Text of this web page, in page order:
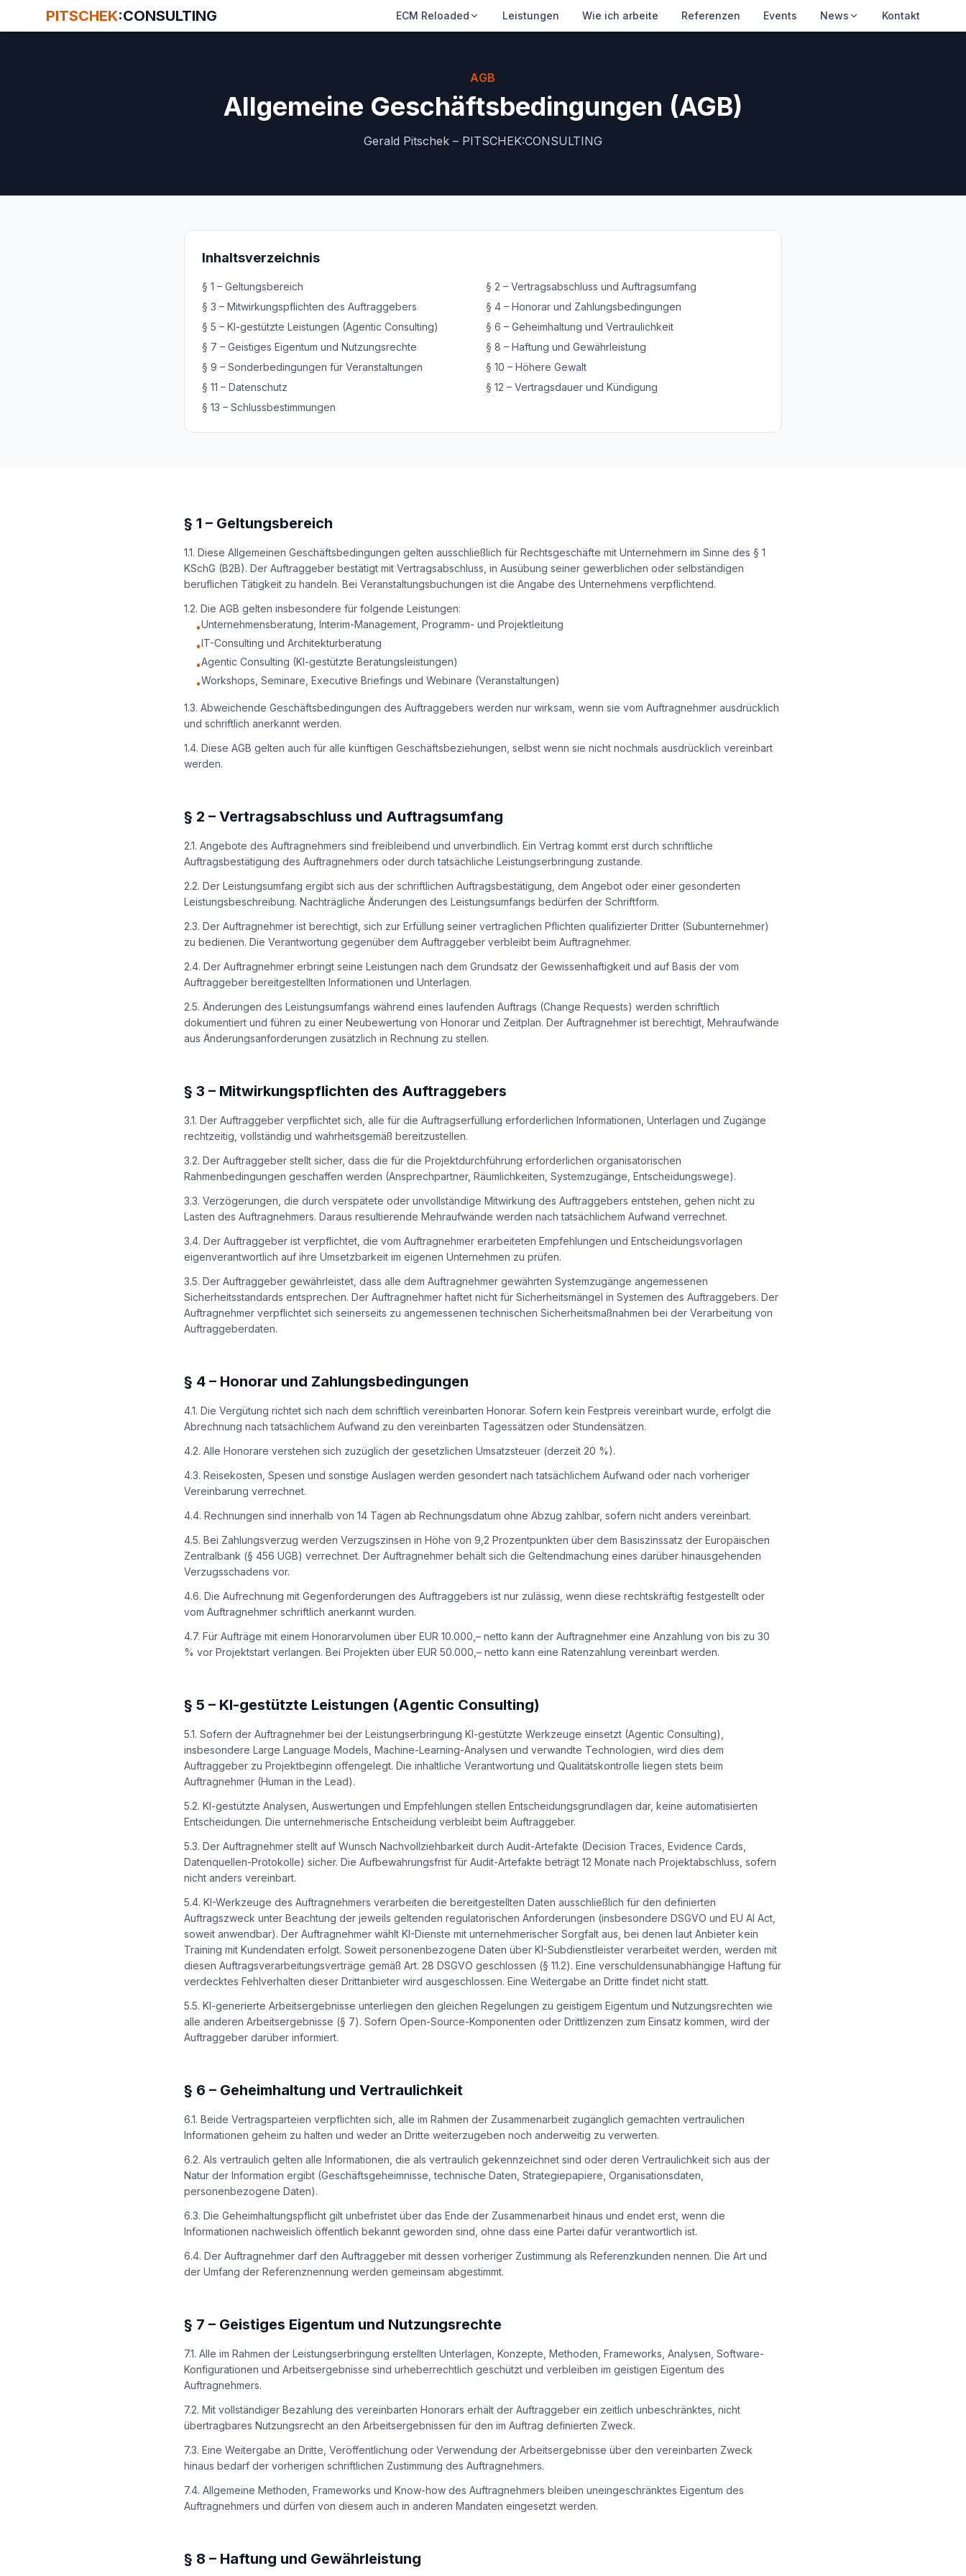
PITSCHEK:CONSULTING ECM Reloaded Leistungen Wie ich arbeite Referenzen Events News Kontakt
AGB
Allgemeine Geschäftsbedingungen (AGB)
Gerald Pitschek – PITSCHEK:CONSULTING
Inhaltsverzeichnis
§ 1 – Geltungsbereich § 2 – Vertragsabschluss und Auftragsumfang
§ 3 – Mitwirkungspflichten des Auftraggebers § 4 – Honorar und Zahlungsbedingungen
§ 5 – KI-gestützte Leistungen (Agentic Consulting) § 6 – Geheimhaltung und Vertraulichkeit
§ 7 – Geistiges Eigentum und Nutzungsrechte § 8 – Haftung und Gewährleistung
§ 9 – Sonderbedingungen für Veranstaltungen § 10 – Höhere Gewalt
§ 11 – Datenschutz § 12 – Vertragsdauer und Kündigung
§ 13 – Schlussbestimmungen
§ 1 – Geltungsbereich
1.1. Diese Allgemeinen Geschäftsbedingungen gelten ausschließlich für Rechtsgeschäfte mit Unternehmern im Sinne des § 1
KSchG (B2B). Der Auftraggeber bestätigt mit Vertragsabschluss, in Ausübung seiner gewerblichen oder selbständigen
beruflichen Tätigkeit zu handeln. Bei Veranstaltungsbuchungen ist die Angabe des Unternehmens verpflichtend.
1.2. Die AGB gelten insbesondere für folgende Leistungen:
•Unternehmensberatung, Interim-Management, Programm- und Projektleitung
•IT-Consulting und Architekturberatung
•Agentic Consulting (KI-gestützte Beratungsleistungen)
•Workshops, Seminare, Executive Briefings und Webinare (Veranstaltungen)
1.3. Abweichende Geschäftsbedingungen des Auftraggebers werden nur wirksam, wenn sie vom Auftragnehmer ausdrücklich
und schriftlich anerkannt werden.
1.4. Diese AGB gelten auch für alle künftigen Geschäftsbeziehungen, selbst wenn sie nicht nochmals ausdrücklich vereinbart
werden.
§ 2 – Vertragsabschluss und Auftragsumfang
2.1. Angebote des Auftragnehmers sind freibleibend und unverbindlich. Ein Vertrag kommt erst durch schriftliche
Auftragsbestätigung des Auftragnehmers oder durch tatsächliche Leistungserbringung zustande.
2.2. Der Leistungsumfang ergibt sich aus der schriftlichen Auftragsbestätigung, dem Angebot oder einer gesonderten
Leistungsbeschreibung. Nachträgliche Änderungen des Leistungsumfangs bedürfen der Schriftform.
2.3. Der Auftragnehmer ist berechtigt, sich zur Erfüllung seiner vertraglichen Pflichten qualifizierter Dritter (Subunternehmer)
zu bedienen. Die Verantwortung gegenüber dem Auftraggeber verbleibt beim Auftragnehmer.
2.4. Der Auftragnehmer erbringt seine Leistungen nach dem Grundsatz der Gewissenhaftigkeit und auf Basis der vom
Auftraggeber bereitgestellten Informationen und Unterlagen.
2.5. Änderungen des Leistungsumfangs während eines laufenden Auftrags (Change Requests) werden schriftlich
dokumentiert und führen zu einer Neubewertung von Honorar und Zeitplan. Der Auftragnehmer ist berechtigt, Mehraufwände
aus Änderungsanforderungen zusätzlich in Rechnung zu stellen.
§ 3 – Mitwirkungspflichten des Auftraggebers
3.1. Der Auftraggeber verpflichtet sich, alle für die Auftragserfüllung erforderlichen Informationen, Unterlagen und Zugänge
rechtzeitig, vollständig und wahrheitsgemäß bereitzustellen.
3.2. Der Auftraggeber stellt sicher, dass die für die Projektdurchführung erforderlichen organisatorischen
Rahmenbedingungen geschaffen werden (Ansprechpartner, Räumlichkeiten, Systemzugänge, Entscheidungswege).
3.3. Verzögerungen, die durch verspätete oder unvollständige Mitwirkung des Auftraggebers entstehen, gehen nicht zu
Lasten des Auftragnehmers. Daraus resultierende Mehraufwände werden nach tatsächlichem Aufwand verrechnet.
3.4. Der Auftraggeber ist verpflichtet, die vom Auftragnehmer erarbeiteten Empfehlungen und Entscheidungsvorlagen
eigenverantwortlich auf ihre Umsetzbarkeit im eigenen Unternehmen zu prüfen.
3.5. Der Auftraggeber gewährleistet, dass alle dem Auftragnehmer gewährten Systemzugänge angemessenen
Sicherheitsstandards entsprechen. Der Auftragnehmer haftet nicht für Sicherheitsmängel in Systemen des Auftraggebers. Der
Auftragnehmer verpflichtet sich seinerseits zu angemessenen technischen Sicherheitsmaßnahmen bei der Verarbeitung von
Auftraggeberdaten.
§ 4 – Honorar und Zahlungsbedingungen
4.1. Die Vergütung richtet sich nach dem schriftlich vereinbarten Honorar. Sofern kein Festpreis vereinbart wurde, erfolgt die
Abrechnung nach tatsächlichem Aufwand zu den vereinbarten Tagessätzen oder Stundensätzen.
4.2. Alle Honorare verstehen sich zuzüglich der gesetzlichen Umsatzsteuer (derzeit 20 %).
4.3. Reisekosten, Spesen und sonstige Auslagen werden gesondert nach tatsächlichem Aufwand oder nach vorheriger
Vereinbarung verrechnet.
4.4. Rechnungen sind innerhalb von 14 Tagen ab Rechnungsdatum ohne Abzug zahlbar, sofern nicht anders vereinbart.
4.5. Bei Zahlungsverzug werden Verzugszinsen in Höhe von 9,2 Prozentpunkten über dem Basiszinssatz der Europäischen
Zentralbank (§ 456 UGB) verrechnet. Der Auftragnehmer behält sich die Geltendmachung eines darüber hinausgehenden
Verzugsschadens vor.
4.6. Die Aufrechnung mit Gegenforderungen des Auftraggebers ist nur zulässig, wenn diese rechtskräftig festgestellt oder
vom Auftragnehmer schriftlich anerkannt wurden.
4.7. Für Aufträge mit einem Honorarvolumen über EUR 10.000,– netto kann der Auftragnehmer eine Anzahlung von bis zu 30
% vor Projektstart verlangen. Bei Projekten über EUR 50.000,– netto kann eine Ratenzahlung vereinbart werden.
§ 5 – KI-gestützte Leistungen (Agentic Consulting)
5.1. Sofern der Auftragnehmer bei der Leistungserbringung KI-gestützte Werkzeuge einsetzt (Agentic Consulting),
insbesondere Large Language Models, Machine-Learning-Analysen und verwandte Technologien, wird dies dem
Auftraggeber zu Projektbeginn offengelegt. Die inhaltliche Verantwortung und Qualitätskontrolle liegen stets beim
Auftragnehmer (Human in the Lead).
5.2. KI-gestützte Analysen, Auswertungen und Empfehlungen stellen Entscheidungsgrundlagen dar, keine automatisierten
Entscheidungen. Die unternehmerische Entscheidung verbleibt beim Auftraggeber.
5.3. Der Auftragnehmer stellt auf Wunsch Nachvollziehbarkeit durch Audit-Artefakte (Decision Traces, Evidence Cards,
Datenquellen-Protokolle) sicher. Die Aufbewahrungsfrist für Audit-Artefakte beträgt 12 Monate nach Projektabschluss, sofern
nicht anders vereinbart.
5.4. KI-Werkzeuge des Auftragnehmers verarbeiten die bereitgestellten Daten ausschließlich für den definierten
Auftragszweck unter Beachtung der jeweils geltenden regulatorischen Anforderungen (insbesondere DSGVO und EU AI Act,
soweit anwendbar). Der Auftragnehmer wählt KI-Dienste mit unternehmerischer Sorgfalt aus, bei denen laut Anbieter kein
Training mit Kundendaten erfolgt. Soweit personenbezogene Daten über KI-Subdienstleister verarbeitet werden, werden mit
diesen Auftragsverarbeitungsverträge gemäß Art. 28 DSGVO geschlossen (§ 11.2). Eine verschuldensunabhängige Haftung für
verdecktes Fehlverhalten dieser Drittanbieter wird ausgeschlossen. Eine Weitergabe an Dritte findet nicht statt.
5.5. KI-generierte Arbeitsergebnisse unterliegen den gleichen Regelungen zu geistigem Eigentum und Nutzungsrechten wie
alle anderen Arbeitsergebnisse (§ 7). Sofern Open-Source-Komponenten oder Drittlizenzen zum Einsatz kommen, wird der
Auftraggeber darüber informiert.
§ 6 – Geheimhaltung und Vertraulichkeit
6.1. Beide Vertragsparteien verpflichten sich, alle im Rahmen der Zusammenarbeit zugänglich gemachten vertraulichen
Informationen geheim zu halten und weder an Dritte weiterzugeben noch anderweitig zu verwerten.
6.2. Als vertraulich gelten alle Informationen, die als vertraulich gekennzeichnet sind oder deren Vertraulichkeit sich aus der
Natur der Information ergibt (Geschäftsgeheimnisse, technische Daten, Strategiepapiere, Organisationsdaten,
personenbezogene Daten).
6.3. Die Geheimhaltungspflicht gilt unbefristet über das Ende der Zusammenarbeit hinaus und endet erst, wenn die
Informationen nachweislich öffentlich bekannt geworden sind, ohne dass eine Partei dafür verantwortlich ist.
6.4. Der Auftragnehmer darf den Auftraggeber mit dessen vorheriger Zustimmung als Referenzkunden nennen. Die Art und
der Umfang der Referenznennung werden gemeinsam abgestimmt.
§ 7 – Geistiges Eigentum und Nutzungsrechte
7.1. Alle im Rahmen der Leistungserbringung erstellten Unterlagen, Konzepte, Methoden, Frameworks, Analysen, Software-
Konfigurationen und Arbeitsergebnisse sind urheberrechtlich geschützt und verbleiben im geistigen Eigentum des
Auftragnehmers.
7.2. Mit vollständiger Bezahlung des vereinbarten Honorars erhält der Auftraggeber ein zeitlich unbeschränktes, nicht
übertragbares Nutzungsrecht an den Arbeitsergebnissen für den im Auftrag definierten Zweck.
7.3. Eine Weitergabe an Dritte, Veröffentlichung oder Verwendung der Arbeitsergebnisse über den vereinbarten Zweck
hinaus bedarf der vorherigen schriftlichen Zustimmung des Auftragnehmers.
7.4. Allgemeine Methoden, Frameworks und Know-how des Auftragnehmers bleiben uneingeschränktes Eigentum des
Auftragnehmers und dürfen von diesem auch in anderen Mandaten eingesetzt werden.
§ 8 – Haftung und Gewährleistung